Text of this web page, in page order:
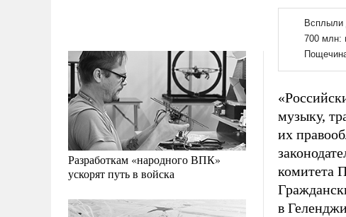
Разработкам «народного ВПК»
ускорят путь в войска
музыку,
их
комитета
в